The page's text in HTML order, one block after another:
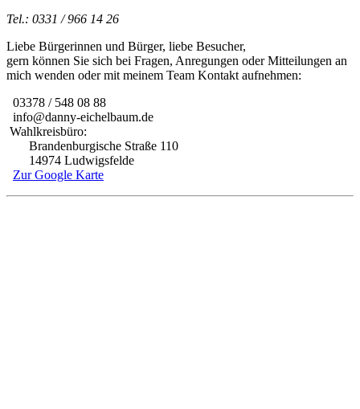
Tel.: 0331 / 966 14 26
Liebe Bürgerinnen und Bürger, liebe Besucher,
gern können Sie sich bei Fragen, Anregungen oder Mitteilungen an
mich wenden oder mit meinem Team Kontakt aufnehmen:
03378 / 548 08 88
info@danny-eichelbaum.de
Wahlkreisbüro:
Brandenburgische Straße 110
14974 Ludwigsfelde
Zur Google Karte